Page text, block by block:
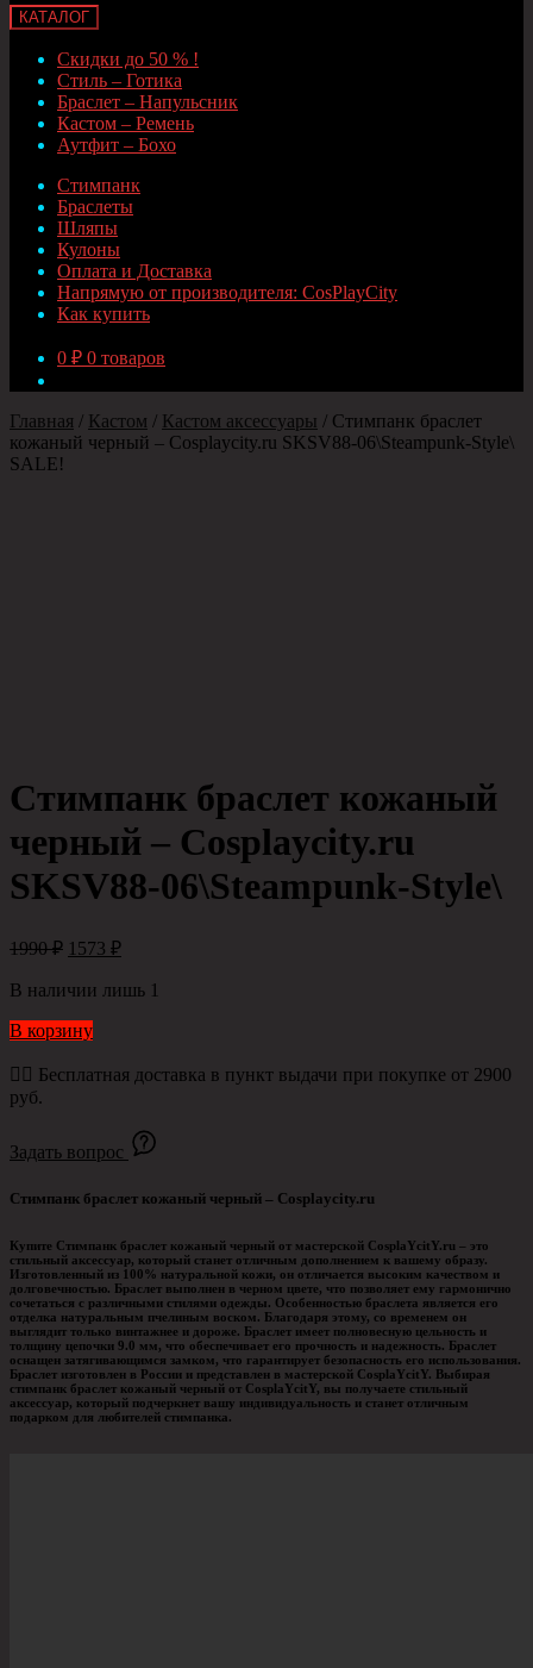
КАТАЛОГ
Скидки до 50 % !
Стиль – Готика
Браслет – Напульсник
Кастом – Ремень
Аутфит – Бохо
Стимпанк
Браслеты
Шляпы
Кулоны
Оплата и Доставка
Напрямую от производителя: CosPlayCity
Как купить
0 ₽ 0 товаров
Главная / Кастом / Кастом аксессуары / Стимпанк браслет
кожаный черный – Сosplaycity.ru SKSV88-06\Steampunk-Style\
SALE!
Стимпанк браслет кожаный
черный – Сosplaycity.ru
SKSV88-06\Steampunk-Style\
1990₽ 1573 ₽
В наличии лишь 1
В корзину
👉🏻 Бесплатная доставка в пункт выдачи при покупке от 2900
руб.
Задать вопрос
Стимпанк браслет кожаный черный – Сosplaycity.ru
Купите Стимпанк браслет кожаный черный от мастерской CosplaYcitY.ru – это
стильный аксессуар, который станет отличным дополнением к вашему образу.
Изготовленный из 100% натуральной кожи, он отличается высоким качеством и
долговечностью. Браслет выполнен в черном цвете, что позволяет ему гармонично
сочетаться с различными стилями одежды. Особенностью браслета является его
отделка натуральным пчелиным воском. Благодаря этому, со временем он
выглядит только винтажнее и дороже. Браслет имеет полновесную цельность и
толщину цепочки 9.0 мм, что обеспечивает его прочность и надежность. Браслет
оснащен затягивающимся замком, что гарантирует безопасность его использования.
Браслет изготовлен в России и представлен в мастерской CosplaYcitY. Выбирая
стимпанк браслет кожаный черный от CosplaYcitY, вы получаете стильный
аксессуар, который подчеркнет вашу индивидуальность и станет отличным
подарком для любителей стимпанка.